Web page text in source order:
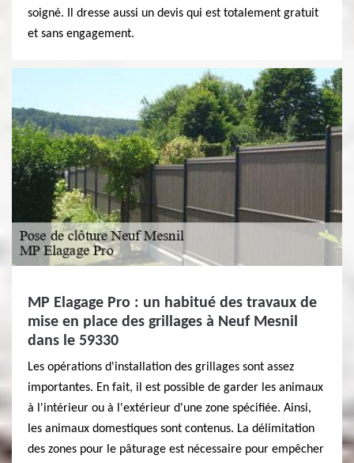
soigné. Il dresse aussi un devis qui est totalement gratuit
et sans engagement.
MP Elagage Pro : un habitué des travaux de
mise en place des grillages à Neuf Mesnil
dans le 59330
Les opérations d'installation des grillages sont assez
importantes. En fait, il est possible de garder les animaux
à l'intérieur ou à l'extérieur d'une zone spécifiée. Ainsi,
les animaux domestiques sont contenus. La délimitation
des zones pour le pâturage est nécessaire pour empêcher